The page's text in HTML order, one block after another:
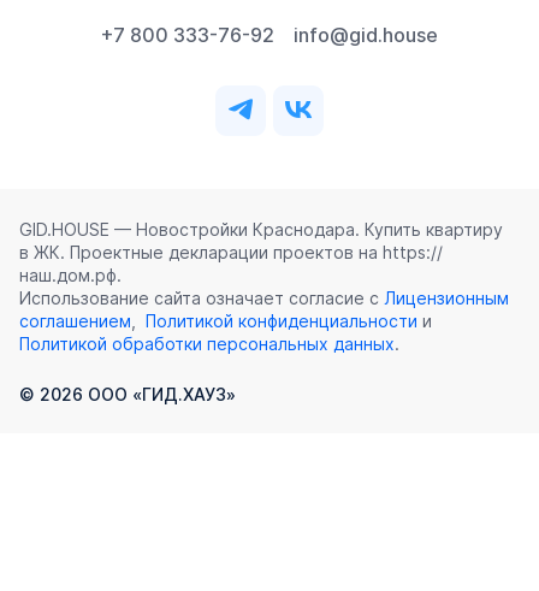
+7 800 333-76-92 info@gid.house
GID.HOUSE — Новостройки Краснодара. Купить квартиру
в ЖК. Проектные декларации проектов на https://
наш.дом.рф.
Использование сайта означает согласие с Лицензионным
соглашением
Политикой конфиденциальности и
Политикой обработки персональных данных.
© 2026 ООО «ГИД.ХАУЗ»